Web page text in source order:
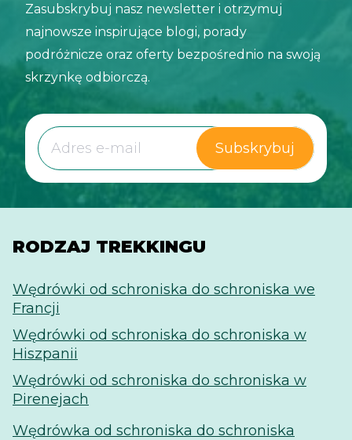
Zasubskrybuj nasz newsletter i otrzymuj
najnowsze inspirujące blogi, porady
podróżnicze oraz oferty bezpośrednio na swoją
skrzynkę odbiorczą.
Subskrybuj
RODZAJ TREKKINGU
Wędrówki od schroniska do schroniska we
Francji
Wędrówki od schroniska do schroniska w
Hiszpanii
Wędrówki od schroniska do schroniska w
Pirenejach
Wędrówka od schroniska do schroniska